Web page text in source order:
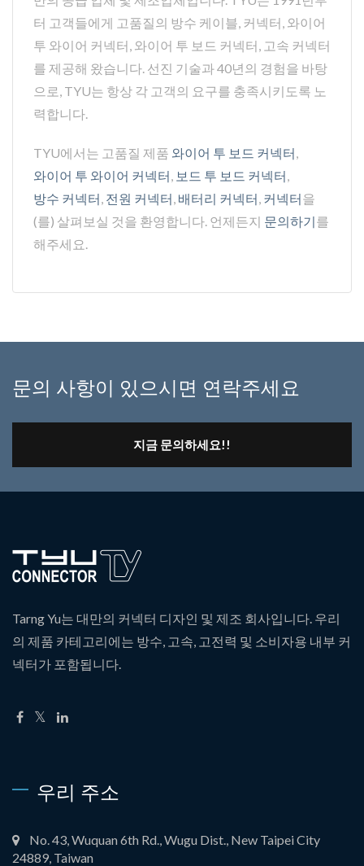
터 고객들에게 고품질의 방수 케이블, 커넥터, 와이어
투 와이어 커넥터, 와이어 투 보드 커넥터, 고속 커넥터
를 제공해 왔습니다. 선진 기술과 40년의 경험을 바탕
으로, TYU는 항상 각 고객의 요구를 충족시키도록 노
력합니다.
TYU에서는 고품질 제품 와이어 투 보드 커넥터,
와이어 투 와이어 커넥터, 보드 투 보드 커넥터,
방수 커넥터, 전원 커넥터, 배터리 커넥터, 커넥터을
(를) 살펴보실 것을 환영합니다. 언제든지 문의하기를
해주세요.
문의 사항이 있으시면 연락주세요
지금 문의하세요!!
Tarng Yu는 대만의 커넥터 디자인 및 제조 회사입니다. 우리
의 제품 카테고리에는 방수, 고속, 고전력 및 소비자용 내부 커
넥터가 포함됩니다.
우리 주소
No. 43, Wuquan 6th Rd., Wugu Dist., New Taipei City
24889, Taiwan